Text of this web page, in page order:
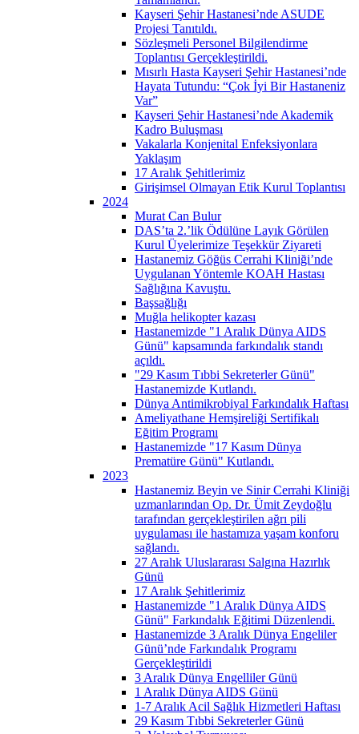
Kayseri Şehir Hastanesi’nde ASUDE
Projesi Tanıtıldı.
Sözleşmeli Personel Bilgilendirme
Toplantısı Gerçekleştirildi.
Mısırlı Hasta Kayseri Şehir Hastanesi’nde
Hayata Tutundu: “Çok İyi Bir Hastaneniz
Var”
Kayseri Şehir Hastanesi’nde Akademik
Kadro Buluşması
Vakalarla Konjenital Enfeksiyonlara
Yaklaşım
17 Aralık Şehitlerimiz
Girişimsel Olmayan Etik Kurul Toplantısı
2024
Murat Can Bulur
DAS’ta 2.’lik Ödülüne Layık Görülen
Kurul Üyelerimize Teşekkür Ziyareti
Hastanemiz Göğüs Cerrahi Kliniği’nde
Uygulanan Yöntemle KOAH Hastası
Sağlığına Kavuştu.
Başsağlığı
Muğla helikopter kazası
Hastanemizde "1 Aralık Dünya AIDS
Günü" kapsamında farkındalık standı
açıldı.
"29 Kasım Tıbbi Sekreterler Günü"
Hastanemizde Kutlandı.
Dünya Antimikrobiyal Farkındalık Haftası
Ameliyathane Hemşireliği Sertifikalı
Eğitim Programı
Hastanemizde "17 Kasım Dünya
Prematüre Günü" Kutlandı.
2023
Hastanemiz Beyin ve Sinir Cerrahi Kliniği
uzmanlarından Op. Dr. Ümit Zeydoğlu
tarafından gerçekleştirilen ağrı pili
uygulaması ile hastamıza yaşam konforu
sağlandı.
27 Aralık Uluslararası Salgına Hazırlık
Günü
17 Aralık Şehitlerimiz
Hastanemizde "1 Aralık Dünya AIDS
Günü" Farkındalık Eğitimi Düzenlendi.
Hastanemizde 3 Aralık Dünya Engeliler
Günü’nde Farkındalık Programı
Gerçekleştirildi
3 Aralık Dünya Engelliler Günü
1 Aralık Dünya AIDS Günü
1-7 Aralık Acil Sağlık Hizmetleri Haftası
29 Kasım Tıbbi Sekreterler Günü